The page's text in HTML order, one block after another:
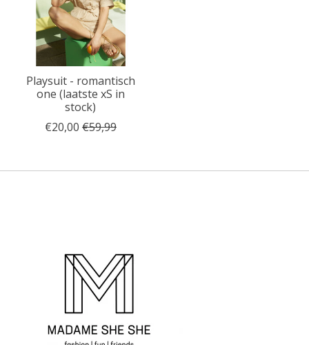
Playsuit - romantisch
one (laatste xS in
stock)
€20,00 €59,99